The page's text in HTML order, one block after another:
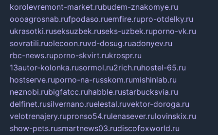
korolevremont-market.rubudem-znakomye.ru
oooagrosnab.rufpodaso.ruemfire.rupro-otdelky.ru
ukrasotki.ruseksuzbek.ruseks-uzbek.ruporno-vk.ru
sovratili.ruolecoon.ruvd-dosug.ruadonyev.ru
rbc-news.ruporno-skvirt.rukrospr.ru
13autor-kolonka.rusormol.ru2rich.ruhostel-65.ru
hostserve.ruporno-na-russkom.rumishinlab.ru
neznobi.rubigfatcc.ruhabble.rustarbucksvia.ru
delfinet.rusilvernano.ruelestal.ruvektor-doroga.ru
velotrenajery.rupronso54.rulenasever.rulovinskix.ru
show-pets.rusmartnews03.rudiscofoxworld.ru